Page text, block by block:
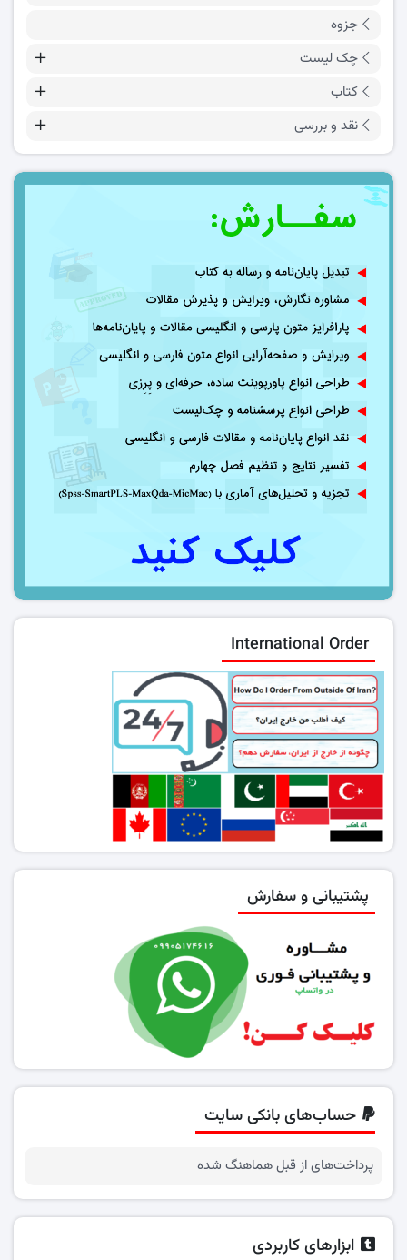
جزوه
چک لیست
کتاب
نقد و بررسی
International Order
پشتیبانی و سفارش
حساب‌های بانکی سایت
پرداخت‌های از قبل هماهنگ شده
ابزارهای کاربردی